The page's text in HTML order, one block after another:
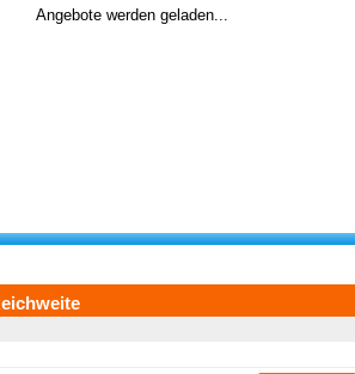
Angebote werden geladen...